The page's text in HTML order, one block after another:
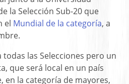
la Selección Sub-20 que
el Mundial de la categoría, a
todas las Selecciones pero un
que será local en un país
en la categoría de mayores,